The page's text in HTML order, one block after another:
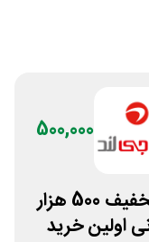
500,000
کد تخفیف 500 هزار
اولین خرید